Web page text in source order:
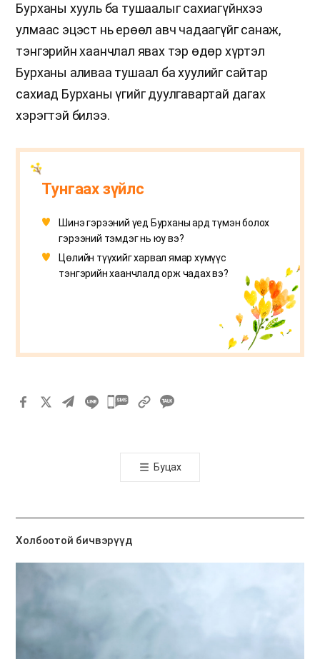
Бурханы хууль ба тушаалыг сахиагүйнхээ
улмаас эцэст нь ерөөл авч чадаагүйг санаж,
тэнгэрийн хаанчлал явах тэр өдөр хүртэл
Бурханы аливаа тушаал ба хуулийг сайтар
сахиад Бурханы үгийг дуулгавартай дагах
хэрэгтэй билээ.
Тунгаах зүйлс
Шинэ гэрээний үед Бурханы ард түмэн болох
гэрээний тэмдэг нь юу вэ?
Цөлийн түүхийг харвал ямар хүмүүс
тэнгэрийн хаанчлалд орж чадах вэ?
카
톡
공
기
Буцах
Холбоотой бичвэрүүд